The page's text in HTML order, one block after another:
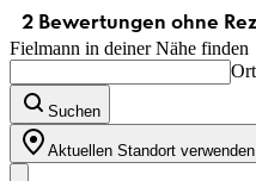
Fielmann in deiner Nähe finden
Suchen
Aktuellen Standort verwenden